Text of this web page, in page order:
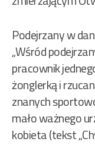
Podejrzany w
„Wśród
pracownik
żonglerką i
znanych
mało ważnego
kobieta (tekst